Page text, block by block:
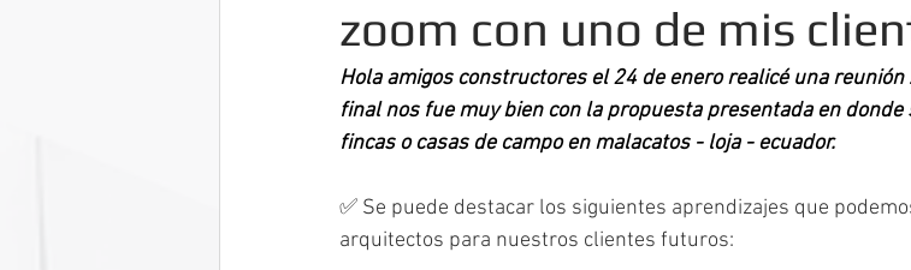
zoom con uno de mis
Hola amigos constructores el 24 de enero realicé una
final nos fue muy bien con la propuesta presentada en
fincas o casas de campo en malacatos - loja - ecuador.
✅ Se puede destacar los siguientes aprendizajes que
arquitectos para nuestros clientes futuros: